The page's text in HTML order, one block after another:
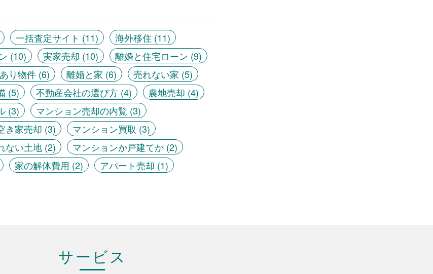
一括査定サイト (11) 海外移住 (11)
(10) 実家売却 (10) 離婚と住宅ローン (9)
り物件 (6) 離婚と家 (6) 売れない家 (5)
(5) 不動産会社の選び方 (4) 農地売却 (4)
(3) マンション売却の内覧 (3)
き家売却 (3) マンション買取 (3)
ない土地 (2) マンションか戸建てか (2)
家の解体費用 (2) アパート売却 (1)
サービス